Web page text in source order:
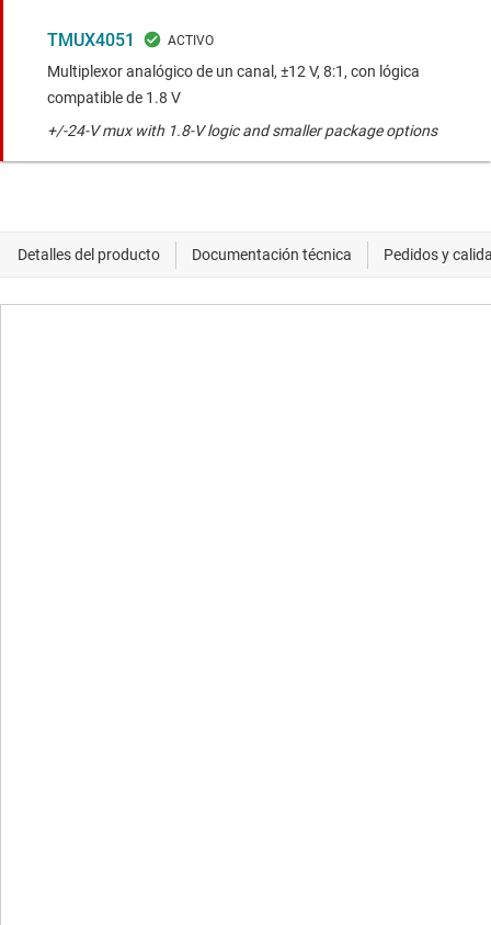
TMUX4051
Multiplexor analógico de un canal, ±12 V, 8:1, con lógica
compatible de 1.8 V
+/-24-V mux with 1.8-V logic and smaller package options